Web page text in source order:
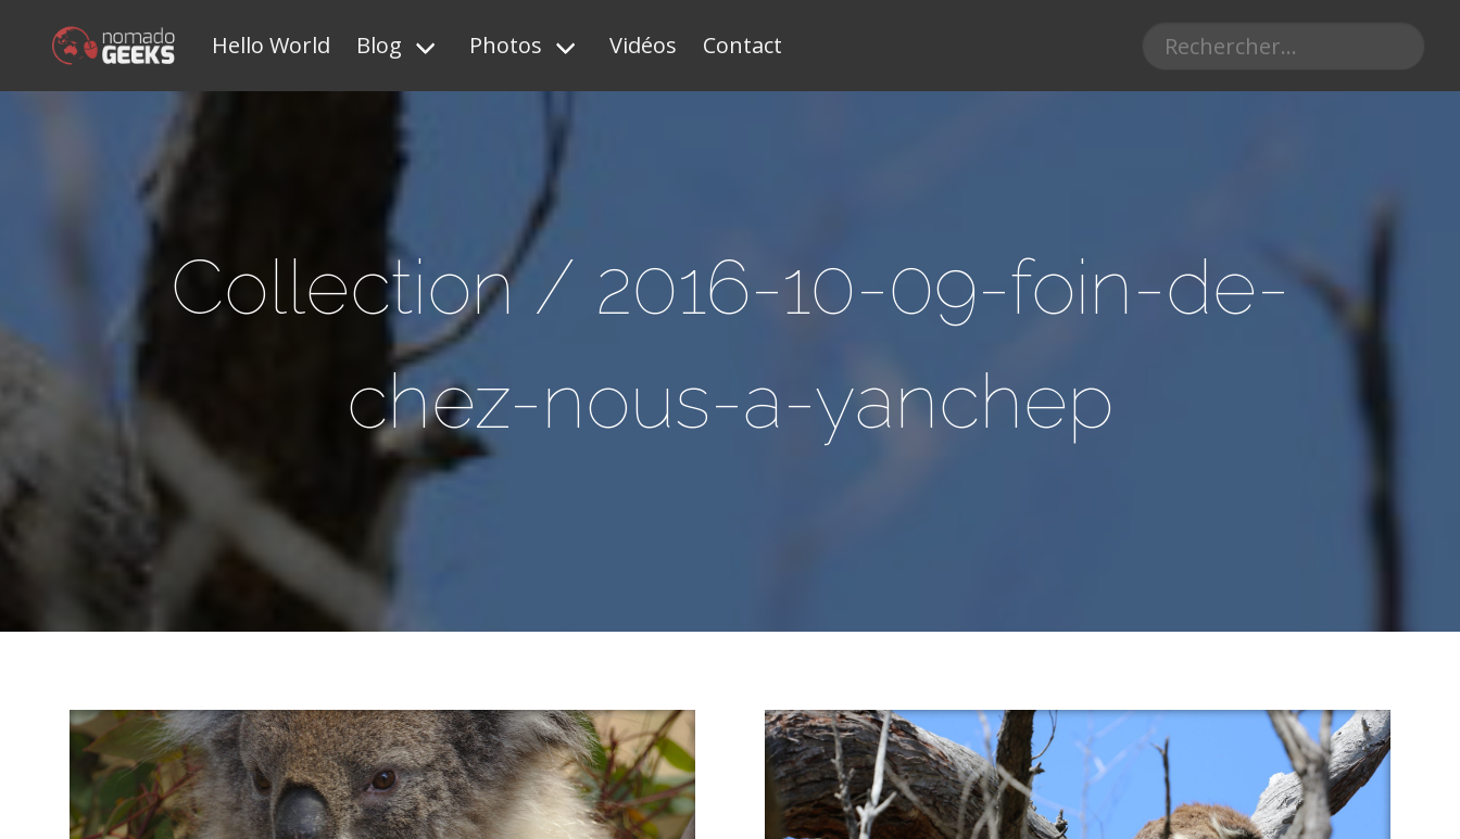
Hello World Blog Photos Vidéos Contact
Collection / 2016-10-09-foin-de-
chez-nous-a-yanchep